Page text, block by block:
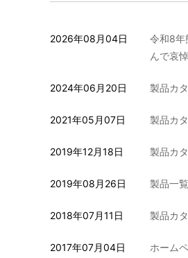
2026年08月04日
令和8年
んで哀
2024年06月20日 製品カ
2021年05月07日 製品カ
2019年12月18日 製品カ
2019年08月26日 製品一
2018年07月11日 製品カ
2017年07月04日 ホーム